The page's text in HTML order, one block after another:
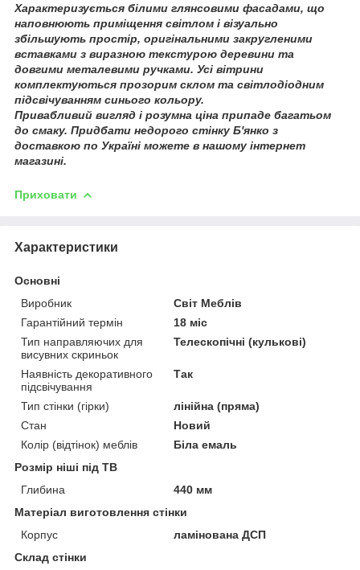
Характеризується білими глянсовими фасадами, що
наповнюють приміщення світлом і візуально
збільшують простір, оригінальними закругленими
вставками з виразною текстурою деревини та
довгими металевими ручками. Усі вітрини
комплектуються прозорим склом та світлодіодним
підсвічуванням синього кольору.
Привабливий вигляд і розумна ціна припаде багатьом
до смаку. Придбати недорого стінку Б'янко з
доставкою по Україні можете в нашому інтернет
магазині.
Приховати
Характеристики
Основні
Виробник
Світ Меблів
Гарантійний термін
18 міс
Тип направляючих для
висувних скриньок
Телескопічні (кулькові)
Наявність декоративного
підсвічування
Так
Тип стінки (гірки)
лінійна (пряма)
Стан
Новий
Колір (відтінок) меблів
Біла емаль
Розмір ніші під ТВ
Глибина
440 мм
Матеріал виготовлення стінки
Корпус
ламінована ДСП
Склад стінки